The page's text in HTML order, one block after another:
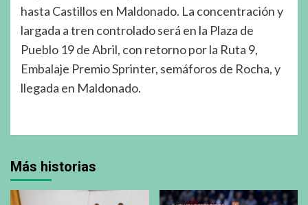
hasta Castillos en Maldonado. La concentración y
largada a tren controlado será en la Plaza de
Pueblo 19 de Abril, con retorno por la Ruta 9,
Embalaje Premio Sprinter, semáforos de Rocha, y
llegada en Maldonado.
Más historias